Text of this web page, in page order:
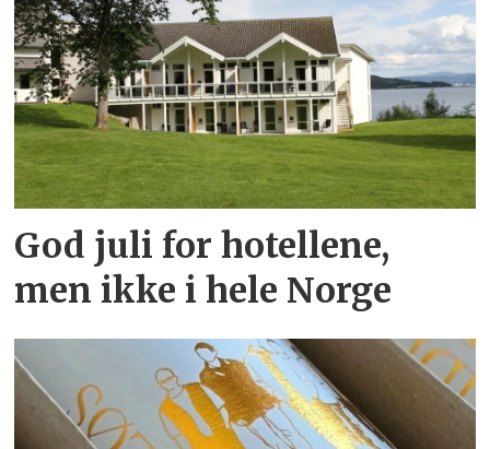
God juli for hotellene,
men ikke i hele Norge